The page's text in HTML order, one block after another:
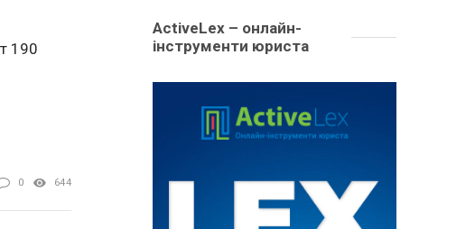
190
0 644
ActiveLex – онлайн-
інструменти юриста